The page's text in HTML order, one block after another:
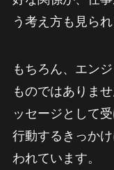
う考え方も見られ
もちろん、エン
ものではありま
ッセージとして
行動するきっか
われています。